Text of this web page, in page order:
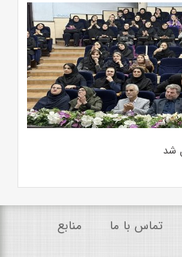
شد
تماس با ما منابع